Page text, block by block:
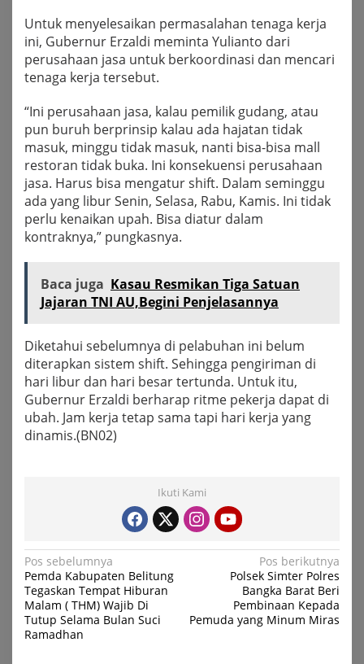
Untuk menyelesaikan permasalahan tenaga kerja
ini, Gubernur Erzaldi meminta Yulianto dari
perusahaan jasa untuk berkoordinasi dan mencari
tenaga kerja tersebut.
“Ini perusahaan jasa, kalau pemilik gudang, atau
pun buruh berprinsip kalau ada hajatan tidak
masuk, minggu tidak masuk, nanti bisa-bisa mall
restoran tidak buka. Ini konsekuensi perusahaan
jasa. Harus bisa mengatur shift. Dalam seminggu
ada yang libur Senin, Selasa, Rabu, Kamis. Ini tidak
perlu kenaikan upah. Bisa diatur dalam
kontraknya,” pungkasnya.
Baca juga Kasau Resmikan Tiga Satuan
Jajaran TNI AU,Begini Penjelasannya
Diketahui sebelumnya di pelabuhan ini belum
diterapkan sistem shift. Sehingga pengiriman di
hari libur dan hari besar tertunda. Untuk itu,
Gubernur Erzaldi berharap ritme pekerja dapat di
ubah. Jam kerja tetap sama tapi hari kerja yang
dinamis.(BN02)
Ikuti Kami
Navigasi
pos
Pos sebelumnya
Pemda Kabupaten Belitung
Tegaskan Tempat Hiburan
Malam ( THM) Wajib Di
Tutup Selama Bulan Suci
Ramadhan
Pos berikutnya
Polsek Simter Polres
Bangka Barat Beri
Pembinaan Kepada
Pemuda yang Minum Miras